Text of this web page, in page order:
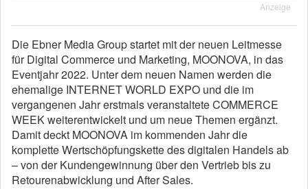
Anzeige
Die Ebner Media Group startet mit der neuen Leitmesse
für Digital Commerce und Marketing, MOONOVA, in das
Eventjahr 2022. Unter dem neuen Namen werden die
ehemalige INTERNET WORLD EXPO und die im
vergangenen Jahr erstmals veranstaltete COMMERCE
WEEK weiterentwickelt und um neue Themen ergänzt.
Damit deckt MOONOVA im kommenden Jahr die
komplette Wertschöpfungskette des digitalen Handels ab
– von der Kundengewinnung über den Vertrieb bis zu
Retourenabwicklung und After Sales.